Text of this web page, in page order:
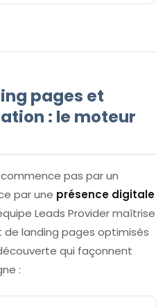
pages et
: le moteur
pas par un
par une présence digitale
Leads Provider maîtrise
landing pages optimisés
qui façonnent
: